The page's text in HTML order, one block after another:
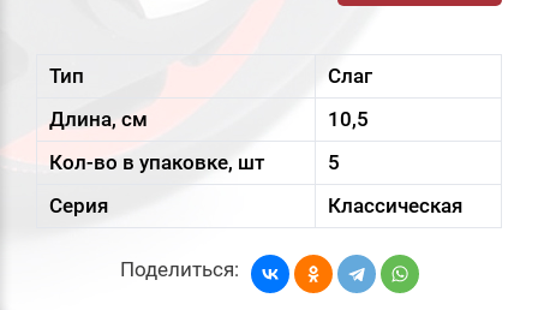
Тип
Слаг
Длина, см
10,5
Кол-во в упаковке, шт
5
Серия
Классическая
Поделиться: